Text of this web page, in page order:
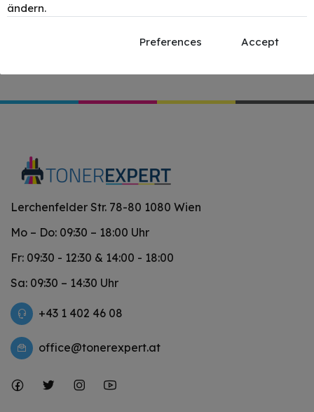
Lerchenfelderstraße 78-80
Von Reklamationen bei Tinten und Toner, bitte einen
Lerchenfelder Str. 78-80 1080 Wien
Mo – Do: 09:30 – 18:00 Uhr
Fr: 09:30 - 12:30 & 14:00 - 18:00
Sa: 09:30 – 14:30 Uhr
+43 1 402 46 08
office@tonerexpert.at
ändern.
Preferences Accept